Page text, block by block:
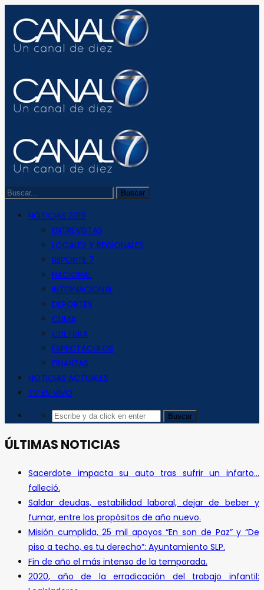
NOTICIAS 2019
ENTREVISTAS
LOCALES Y REGIONALES
REPORTE 7
NACIONAL
INTERNACIONAL
DEPORTES
CLIMA
CULTURA
ESPECTACULOS
FINANZAS
NOTICIAS ACTUALES
TV EN VIVO
ÚLTIMAS NOTICIAS
Sacerdote impacta su auto tras sufrir un infarto…
falleció.
Saldar deudas, estabilidad laboral, dejar de beber y
fumar, entre los propósitos de año nuevo.
Misión cumplida, 25 mil apoyos “En son de Paz” y “De
piso a techo, es tu derecho”: Ayuntamiento SLP.
Fin de año el más intenso de la temporada.
2020, año de la erradicación del trabajo infantil: